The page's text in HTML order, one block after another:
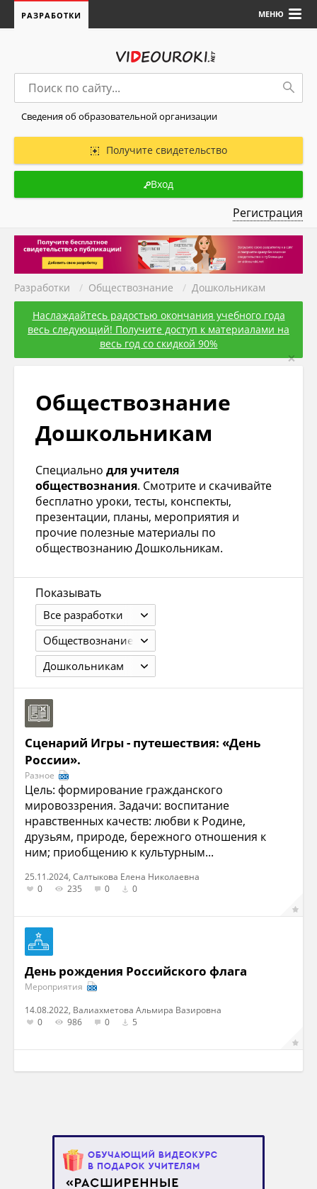
МЕНЮ
РАЗРАБОТКИ
Сведения об образовательной организации
Получите свидетельство
Вход
Регистрация
Разработки / Обществознание / Дошкольникам
Наслаждайтесь радостью окончания учебного года
весь следующий! Получите доступ к материалами на
весь год со скидкой 90%
×
Обществознание
Дошкольникам
Специально для учителя
обществознания. Смотрите и скачивайте
бесплатно уроки, тесты, конспекты,
презентации, планы, мероприятия и
прочие полезные материалы по
обществознанию Дошкольникам.
Показывать
Все разработки
Обществознание
Дошкольникам
Сценарий Игры - путешествия: «День
России».
Разное
Цель: формирование гражданского
мировоззрения. Задачи: воспитание
нравственных качеств: любви к Родине,
друзьям, природе, бережного отношения к
ним; приобщению к культурным...
25.11.2024, Салтыкова Елена Николаевна
0
235 0 0
День рождения Российского флага
Мероприятия
14.08.2022, Валиахметова Альмира Вазировна
0
986 0 5